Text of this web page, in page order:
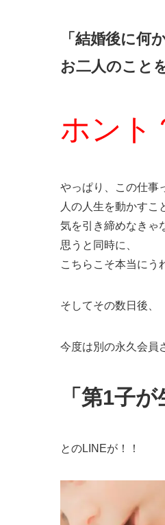
「結婚後に何
お二人のこと
ホント
やっぱり、この仕事
人の人生を動かすこ
気を引き締めなきゃ
思うと同時に、
こちらこそ本当にう
そしてその数日後、
今度は別の永久会員
「第1子
とのLINEが！！